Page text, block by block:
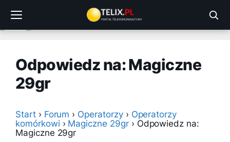
treści
Odpowiedz na: Magiczne
29gr
Start › Forum › Operatorzy › Operatorzy
komórkowi › Magiczne 29gr › Odpowiedz na:
Magiczne 29gr